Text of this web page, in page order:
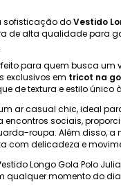
sofisticação doVestido
de alta qualidade para
para quem busca um
exclusivos em tricot na
de textura e estilo único
ar casual chic, ideal
encontros sociais,
roupa. Além disso, a
com delicadeza e
Longo Gola Polo
qualquer momento do